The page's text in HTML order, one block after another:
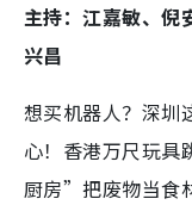
主持：江嘉敏、倪
兴昌
想买机器人？深圳
心！香港万尺玩
厨房”把废物当食